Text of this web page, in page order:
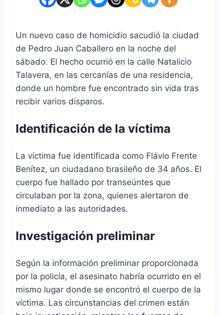
Un nuevo caso de homicidio sacudió la ciudad
de Pedro Juan Caballero en la noche del
sábado. El hecho ocurrió en la calle Natalicio
Talavera, en las cercanías de una residencia,
donde un hombre fue encontrado sin vida tras
recibir varios disparos.
Identificación de la víctima
La víctima fue identificada como Flávio Frente
Benítez, un ciudadano brasileño de 34 años. El
cuerpo fue hallado por transeúntes que
circulaban por la zona, quienes alertaron de
inmediato a las autoridades.
Investigación preliminar
Según la información preliminar proporcionada
por la policía, el asesinato habría ocurrido en el
mismo lugar donde se encontró el cuerpo de la
víctima. Las circunstancias del crimen están